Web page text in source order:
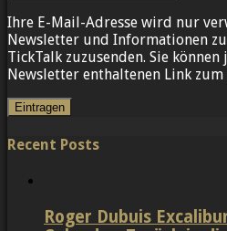
Ihre E-Mail-Adresse wird nur
Newsletter und Informationen
TickTalk zuzusenden. Sie
Newsletter enthaltenen Link
Recent Posts
Roger Dubuis